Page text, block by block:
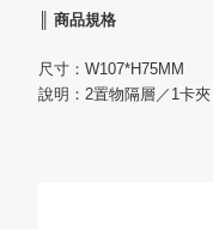
║ 商品規格
尺寸：W107*H75MM
說明：2置物隔層／1卡夾